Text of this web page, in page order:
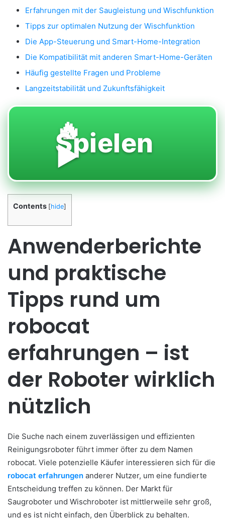
Erfahrungen mit der Saugleistung und Wischfunktion
Tipps zur optimalen Nutzung der Wischfunktion
Die App-Steuerung und Smart-Home-Integration
Die Kompatibilität mit anderen Smart-Home-Geräten
Häufig gestellte Fragen und Probleme
Langzeitstabilität und Zukunftsfähigkeit
🔥
Spielen
▶️
Contents [hide]
Anwenderberichte
und praktische
Tipps rund um
robocat
erfahrungen – ist
der Roboter wirklich
nützlich
Die Suche nach einem zuverlässigen und effizienten
Reinigungsroboter führt immer öfter zu dem Namen
robocat. Viele potenzielle Käufer interessieren sich für die
robocat erfahrungen anderer Nutzer, um eine fundierte
Entscheidung treffen zu können. Der Markt für
Saugroboter und Wischroboter ist mittlerweile sehr groß,
und es ist nicht einfach, den Überblick zu behalten.